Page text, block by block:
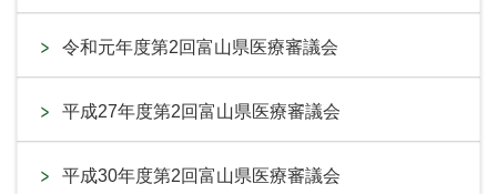
令和元年度第2回富山県医療審議会
平成27年度第2回富山県医療審議会
平成30年度第2回富山県医療審議会